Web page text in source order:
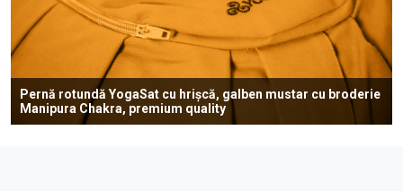
Pernă rotundă YogaSat cu hrișcă, galben mustar cu broderie
Manipura Chakra, premium quality